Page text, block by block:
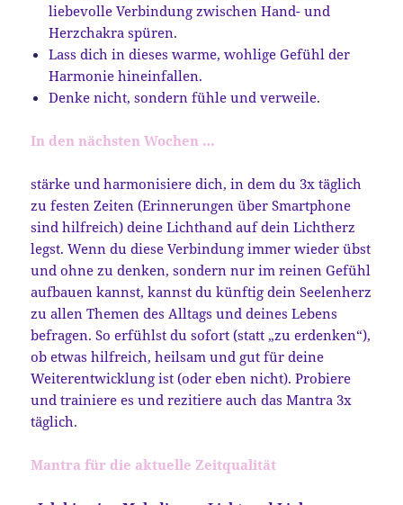
liebevolle Verbindung zwischen Hand- und
Herzchakra spüren.
Lass dich in dieses warme, wohlige Gefühl der
Harmonie hineinfallen.
Denke nicht, sondern fühle und verweile.
In den nächsten Wochen …
stärke und harmonisiere dich, in dem du 3x täglich
zu festen Zeiten (Erinnerungen über Smartphone
sind hilfreich) deine Lichthand auf dein Lichtherz
legst. Wenn du diese Verbindung immer wieder übst
und ohne zu denken, sondern nur im reinen Gefühl
aufbauen kannst, kannst du künftig dein Seelenherz
zu allen Themen des Alltags und deines Lebens
befragen. So erfühlst du sofort (statt „zu erdenken“),
ob etwas hilfreich, heilsam und gut für deine
Weiterentwicklung ist (oder eben nicht). Probiere
und trainiere es und rezitiere auch das Mantra 3x
täglich.
Mantra für die aktuelle Zeitqualität